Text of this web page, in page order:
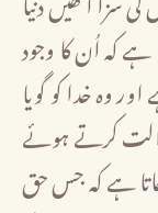
ہے کہ اُن کا وجود
وہ خدا کو گویا
کرتے ہوئے
ہے کہ جس حق